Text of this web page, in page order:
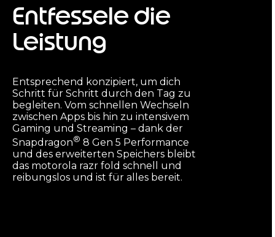
Entfessele die
Leistung
Entsprechend konzipiert, um dich
Schritt für Schritt durch den Tag zu
begleiten. Vom schnellen Wechseln
zwischen Apps bis hin zu intensivem
Gaming und Streaming – dank der
Snapdragon® 8 Gen 5 Performance
und des erweiterten Speichers bleibt
das motorola razr fold schnell und
reibungslos und ist für alles bereit.